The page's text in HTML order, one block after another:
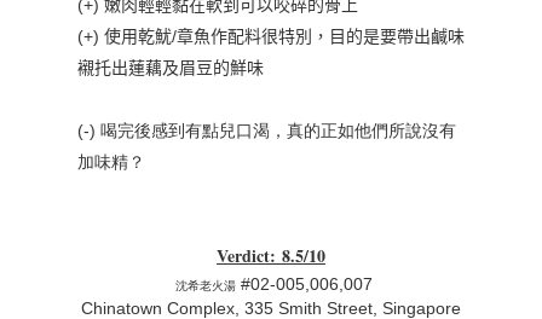
(+) 嫩肉輕輕黏在軟到可以咬碎的骨上
(+) 使用乾魷/章魚作配料很特別，目的是要帶出鹹味
襯托出蓮藕及眉豆的鮮味
(-) 喝完後感到有點兒口渴，真的正如他們所說沒有
加味精？
Verdict: 8.5/10
沈希老火湯#02-005,006,007
Chinatown Complex, 335 Smith Street, Singapore